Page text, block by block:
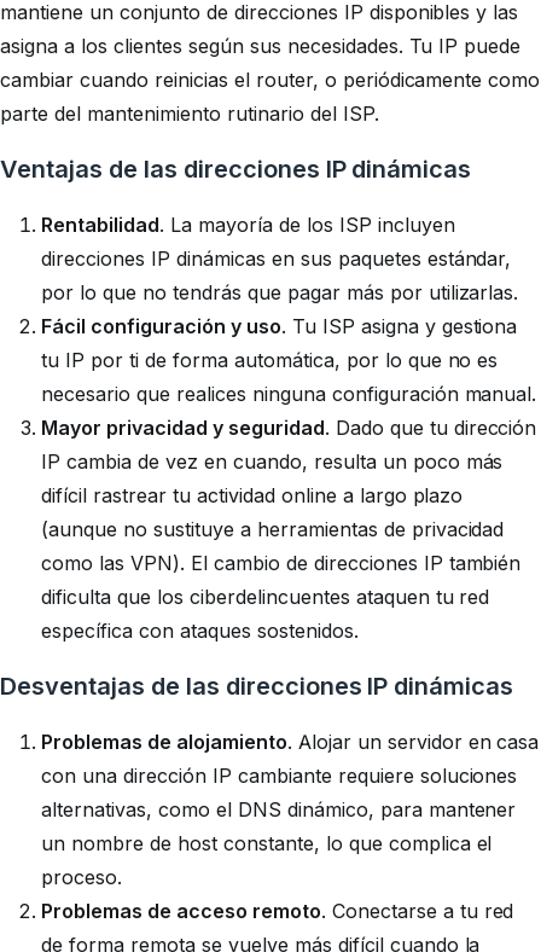
mantiene un conjunto de direcciones IP disponibles y las
asigna a los clientes según sus necesidades. Tu IP puede
cambiar cuando reinicias el router, o periódicamente como
parte del mantenimiento rutinario del ISP.
Ventajas de las direcciones IP dinámicas
Rentabilidad. La mayoría de los ISP incluyen
direcciones IP dinámicas en sus paquetes estándar,
por lo que no tendrás que pagar más por utilizarlas.
Fácil configuración y uso. Tu ISP asigna y gestiona
tu IP por ti de forma automática, por lo que no es
necesario que realices ninguna configuración manual.
Mayor privacidad y seguridad. Dado que tu dirección
IP cambia de vez en cuando, resulta un poco más
difícil rastrear tu actividad online a largo plazo
(aunque no sustituye a herramientas de privacidad
como las VPN). El cambio de direcciones IP también
dificulta que los ciberdelincuentes ataquen tu red
específica con ataques sostenidos.
Desventajas de las direcciones IP dinámicas
Problemas de alojamiento. Alojar un servidor en casa
con una dirección IP cambiante requiere soluciones
alternativas, como el DNS dinámico, para mantener
un nombre de host constante, lo que complica el
proceso.
Problemas de acceso remoto. Conectarse a tu red
de forma remota se vuelve más difícil cuando la